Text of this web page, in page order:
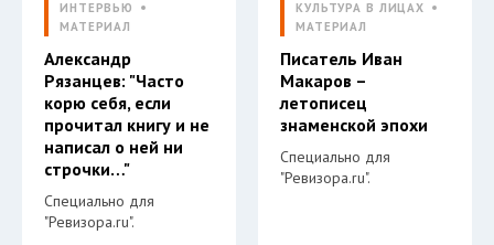
ИНТЕРВЬЮ
МАТЕРИАЛ
Александр
Рязанцев: "Часто
корю себя, если
прочитал книгу и не
написал о ней ни
строчки…"
Специально для
"Ревизора.ru".
КУЛЬТУРА В ЛИЦАХ
МАТЕРИАЛ
Писатель Иван
Макаров –
летописец
знаменской эпохи
Специально для
"Ревизора.ru".